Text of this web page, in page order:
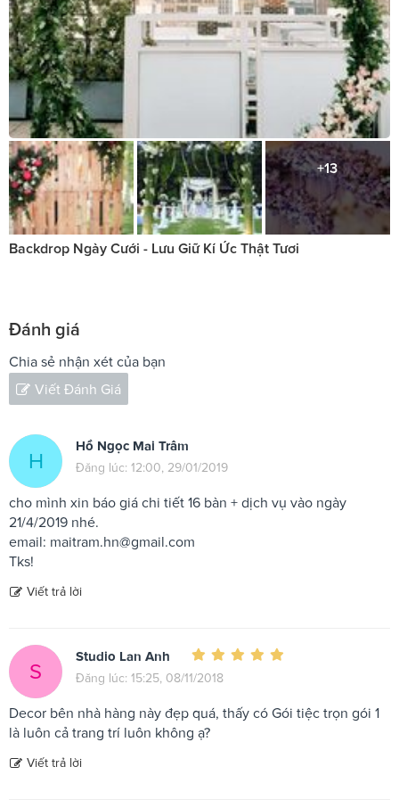
+13
Backdrop Ngày Cưới - Lưu Giữ Kí Ức Thật Tươi
Đánh giá
Chia sẻ nhận xét của bạn
Viết Đánh Giá
H
Hồ Ngọc Mai Trâm
Đăng lúc: 12:00, 29/01/2019
cho mình xin báo giá chi tiết 16 bàn + dịch vụ vào ngày
21/4/2019 nhé.
email: maitram.hn@gmail.com
Tks!
Viết trả lời
S
Studio Lan Anh
Đăng lúc: 15:25, 08/11/2018
Decor bên nhà hàng này đẹp quá, thấy có Gói tiệc trọn gói 1
là luôn cả trang trí luôn không ạ?
Viết trả lời